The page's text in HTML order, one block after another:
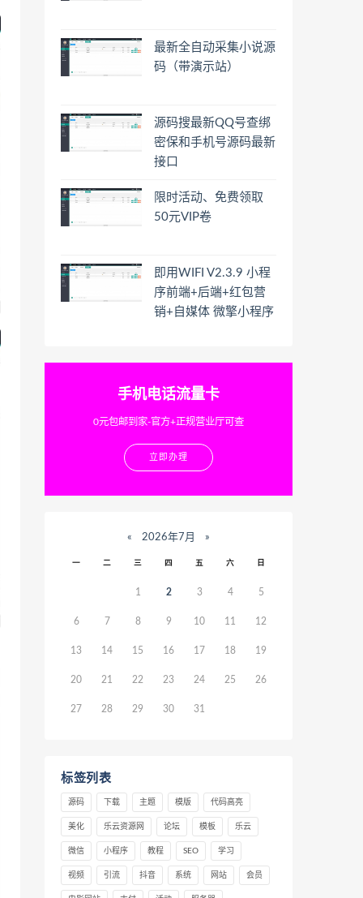
最新全自动采集小说源
码（带演示站）
源码搜最新QQ号查绑
密保和手机号源码最新
接口
限时活动、免费领取
50元VIP卷
即用WIFI V2.3.9 小程
序前端+后端+红包营
销+自媒体 微擎小程序
手机电话流量卡
0元包邮到家-官方+正规营业厅可查
立即办理
« 2026年7月 »
一 二 三 四 五 六 日
1 2 3 4 5
6 7 8 9 10 11 12
13 14 15 16 17 18 19
20 21 22 23 24 25 26
27 28 29 30 31
标签列表
源码 下载 主题 模版 代码高亮
美化 乐云资源网 论坛 模板 乐云
微信 小程序 教程 SEO 学习
视频 引流 抖音 系统 网站 会员